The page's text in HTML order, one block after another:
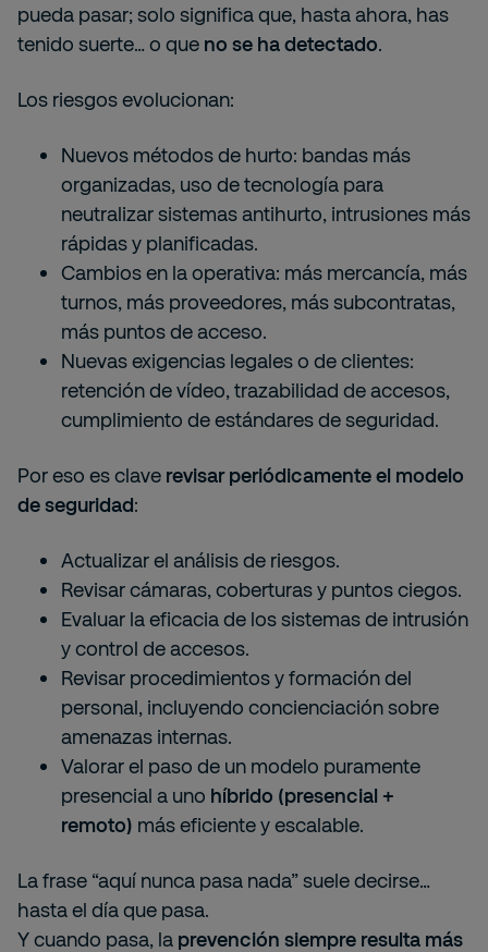
pueda pasar; solo significa que, hasta ahora, has
tenido suerte… o que no se ha detectado.
Los riesgos evolucionan:
Nuevos métodos de hurto: bandas más
organizadas, uso de tecnología para
neutralizar sistemas antihurto, intrusiones más
rápidas y planificadas.
Cambios en la operativa: más mercancía, más
turnos, más proveedores, más subcontratas,
más puntos de acceso.
Nuevas exigencias legales o de clientes:
retención de vídeo, trazabilidad de accesos,
cumplimiento de estándares de seguridad.
Por eso es clave revisar periódicamente el modelo
de seguridad:
Actualizar el análisis de riesgos.
Revisar cámaras, coberturas y puntos ciegos.
Evaluar la eficacia de los sistemas de intrusión
y control de accesos.
Revisar procedimientos y formación del
personal, incluyendo concienciación sobre
amenazas internas.
Valorar el paso de un modelo puramente
presencial a uno híbrido (presencial +
remoto) más eficiente y escalable.
La frase “aquí nunca pasa nada” suele decirse…
hasta el día que pasa.
Y cuando pasa, la prevención siempre resulta más